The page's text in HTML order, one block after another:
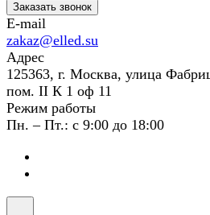
Заказать звонок
E-mail
zakaz@elled.su
Адрес
125363, г. Москва, улица
пом. II К 1 оф 11
Режим работы
Пн. – Пт.: с 9:00 до 18:00